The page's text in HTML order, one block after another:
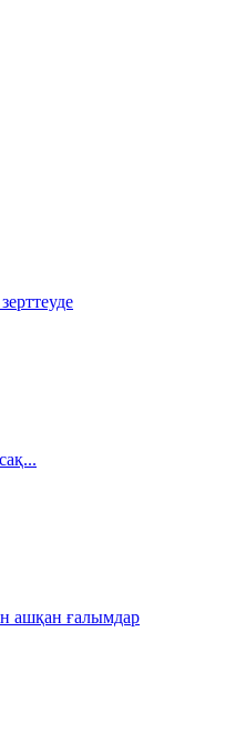
ашқан ғалымдар